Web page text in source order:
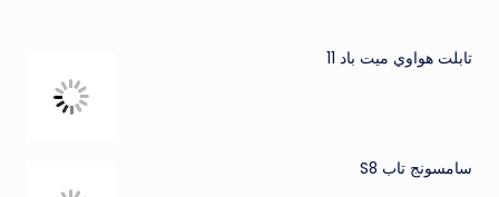
تابلت هواوي ميت باد 11
سامسونج تاب S8